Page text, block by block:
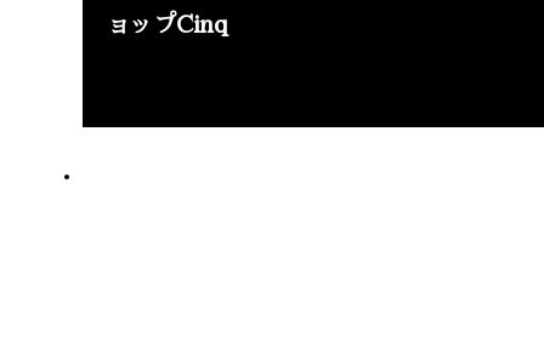
ョップCinq